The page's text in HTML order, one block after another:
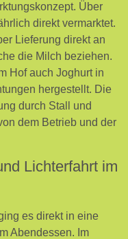
Über
direkt vermarktet.
Lieferung direkt an
die Milch beziehen.
Hof auch Joghurt in
hergestellt. Die
durch Stall und
dem Betrieb und der
Lichterfahrt im
es direkt in eine
Abendessen. Im